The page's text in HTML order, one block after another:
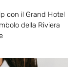
con il Grand Hotel
della Riviera